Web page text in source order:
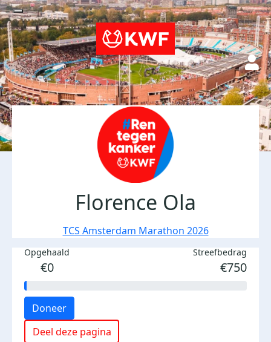
Florence Ola
TCS Amsterdam Marathon 2026
Opgehaald
€0
Streefbedrag
€750
Doneer
Deel deze pagina